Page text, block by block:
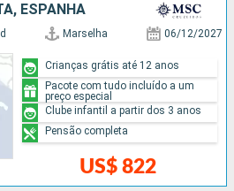
ESPANHA
Marselha 06/12/2027
US$ 822
Crianças grátis até 12 anos
Pacote com tudo incluído a um
preço especial
Clube infantil a partir dos 3 anos
Pensão completa